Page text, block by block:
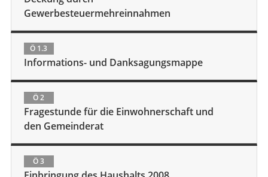
Gewerbesteuermehreinnahmen
Ö 1.3
Informations- und Danksagungsmappe
Ö 2
Fragestunde für die Einwohnerschaft und
den Gemeinderat
Ö 3